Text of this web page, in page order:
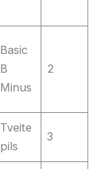
Basic
B
Minus
2
Tveite
pils
3